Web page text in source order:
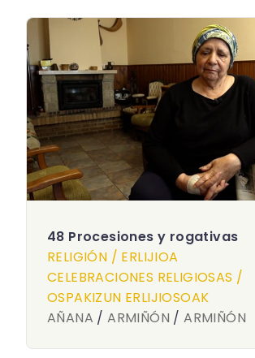
48 Procesiones y rogativas
RELIGIÓN / ERLIJIOA
CELEBRACIONES RELIGIOSAS /
OSPAKIZUN ERLIJIOSOAK
AÑANA /ARMIÑÓN /ARMIÑÓN